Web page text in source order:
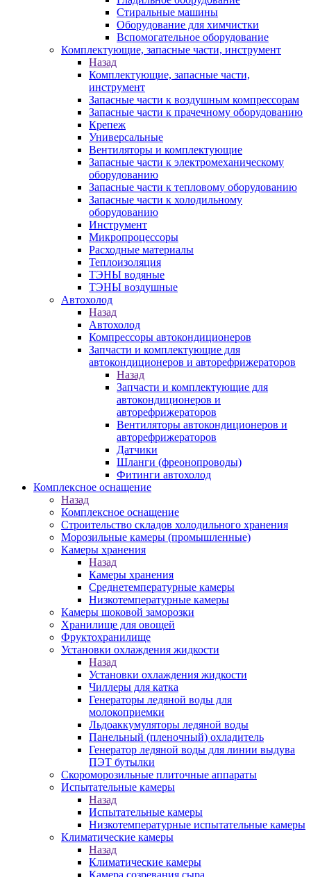
Стиральные машины
Оборудование для химчистки
Вспомогательное оборудование
Комплектующие, запасные части, инструмент
Назад
Комплектующие, запасные части,
инструмент
Запасные части к воздушным компрессорам
Запасные части к прачечному оборудованию
Крепеж
Универсальные
Вентиляторы и комплектующие
Запасные части к электромеханическому
оборудованию
Запасные части к тепловому оборудованию
Запасные части к холодильному
оборудованию
Инструмент
Микропроцессоры
Расходные материалы
Теплоизоляция
ТЭНЫ водяные
ТЭНЫ воздушные
Автохолод
Назад
Автохолод
Компрессоры автокондиционеров
Запчасти и комплектующие для
автокондиционеров и авторефрижераторов
Назад
Запчасти и комплектующие для
автокондиционеров и
авторефрижераторов
Вентиляторы автокондиционеров и
авторефрижераторов
Датчики
Шланги (фреонопроводы)
Фитинги автохолод
Комплексное оснащение
Назад
Комплексное оснащение
Строительство складов холодильного хранения
Морозильные камеры (промышленные)
Камеры хранения
Назад
Камеры хранения
Среднетемпературные камеры
Низкотемпературные камеры
Камеры шоковой заморозки
Хранилище для овощей
Фруктохранилище
Установки охлаждения жидкости
Назад
Установки охлаждения жидкости
Чиллеры для катка
Генераторы ледяной воды для
молокоприемки
Льдоаккумуляторы ледяной воды
Панельный (пленочный) охладитель
Генератор ледяной воды для линии выдува
ПЭТ бутылки
Скороморозильные плиточные аппараты
Испытательные камеры
Назад
Испытательные камеры
Низкотемпературные испытательные камеры
Климатические камеры
Назад
Климатические камеры
Камера созревания сыра